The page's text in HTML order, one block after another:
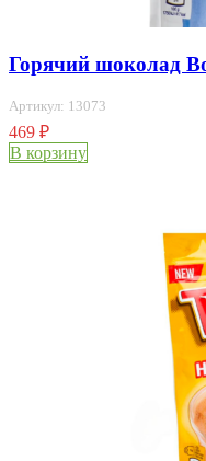
Горячий шоколад
Артикул: 13073
469 ₽
В корзину